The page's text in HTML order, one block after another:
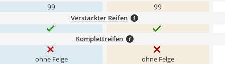
99 99
Verstärkter Reifen
Komplettreifen
ohne Felge ohne Felge